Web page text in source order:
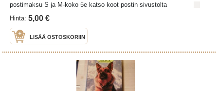
postimaksu S ja M-koko 5e katso koot postin sivustolta
Hinta: 5,00 €
LISÄÄ OSTOSKORIIN